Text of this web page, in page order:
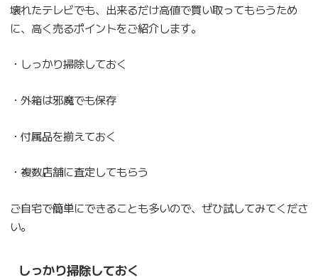
壊れたテレビでも、出来るだけ高値で買い取ってもらうため
に、高く売るポイントをご紹介します。
・しっかり掃除しておく
・外箱は邪魔でも保存
・付属品を揃えておく
・複数店舗に査定してもらう
ご自宅で簡単にできることも多いので、ぜひ試してみてくださ
い。
しっかり掃除しておく